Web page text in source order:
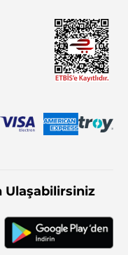
Ulaşabilirsiniz